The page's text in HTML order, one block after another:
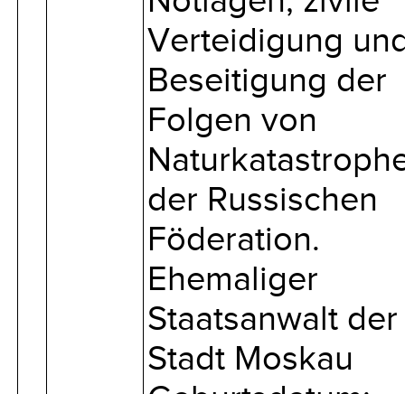
Verteidigung
Beseitigung der
Folgen von
der Russischen
Föderation.
Ehemaliger
Staatsanwalt der
Stadt Moskau